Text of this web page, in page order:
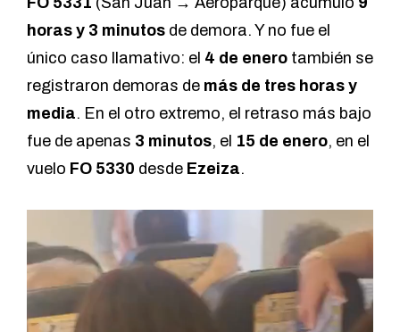
horas y 3 minutos de demora. Y no fue el
único caso llamativo: el 4 de enero también se
registraron demoras de más de tres horas y
media. En el otro extremo, el retraso más bajo
fue de apenas 3 minutos, el 15 de enero, en el
vuelo FO 5330 desde Ezeiza.